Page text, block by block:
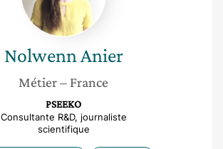
NolwennAnier
Métier– France
PSEEKO
Consultante R&D, journaliste
scientifique